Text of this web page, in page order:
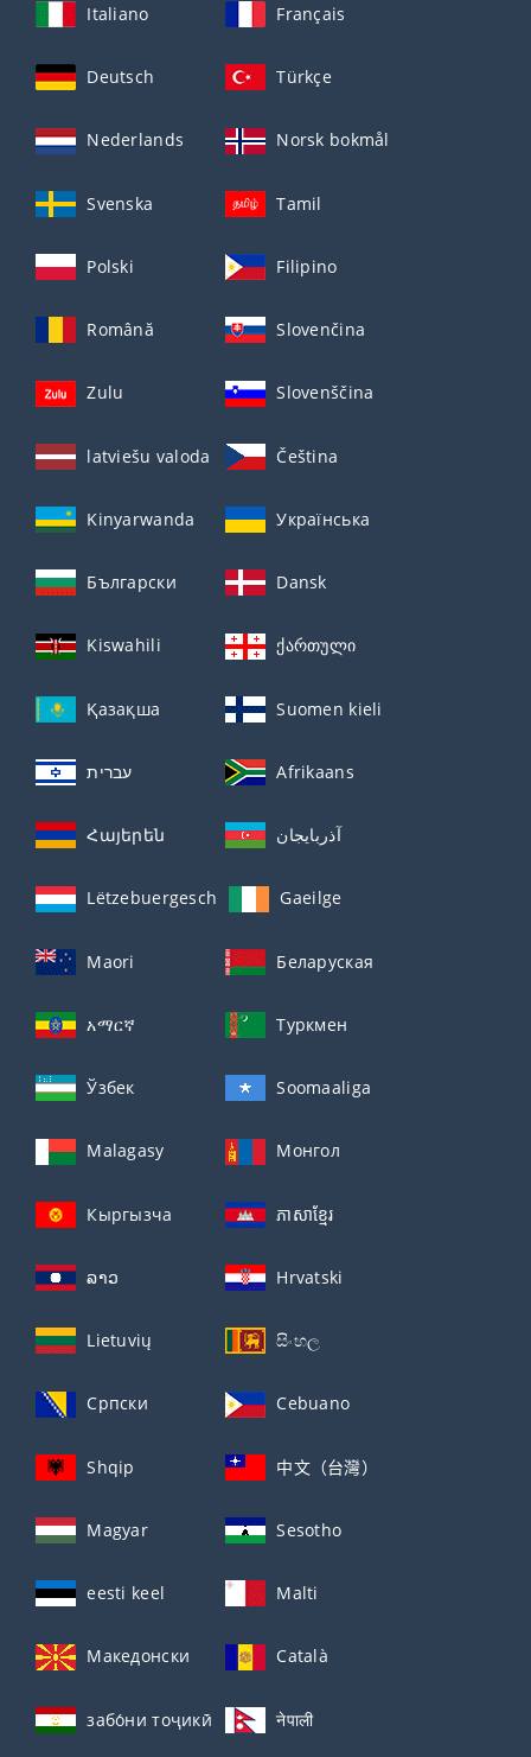
Italiano Français
Deutsch Türkçe
Nederlands Norsk bokmål
Svenska Tamil
Polski Filipino
Română Slovenčina
Zulu Slovenščina
latviešu valoda Čeština
Kinyarwanda Українська
Български Dansk
Kiswahili ქართული
Қазақша Suomen kieli
עברית Afrikaans
Հայերեն آذربايجان
Lëtzebuergesch Gaeilge
Maori Беларуская
አማርኛ Туркмен
Ўзбек Soomaaliga
Malagasy Монгол
Кыргызча ភាសាខ្មែរ
ລາວ Hrvatski
Lietuvių සිංහල
Српски Cebuano
Shqip 中文（台灣）
Magyar Sesotho
eesti keel Malti
Македонски Català
забо́ни тоҷикӣ́ नेपाली